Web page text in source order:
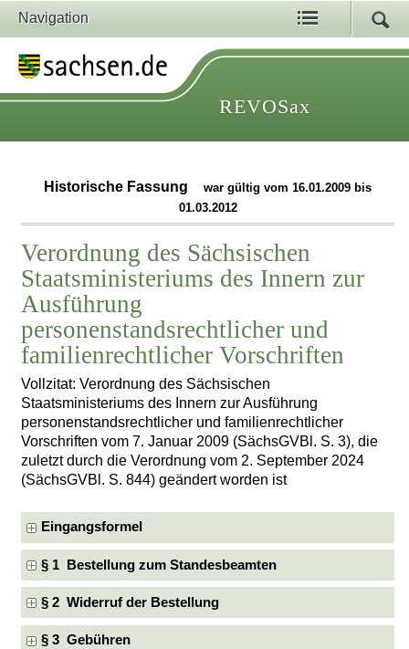
Navigation
REVOSax
Historische Fassung
war gültig vom 16.01.2009 bis
01.03.2012
Verordnung des Sächsischen
Staatsministeriums des Innern zur
Ausführung
personenstandsrechtlicher und
familienrechtlicher Vorschriften
Vollzitat: Verordnung des Sächsischen
Staatsministeriums des Innern zur Ausführung
personenstandsrechtlicher und familienrechtlicher
Vorschriften vom 7. Januar 2009 (SächsGVBl. S. 3), die
zuletzt durch die Verordnung vom 2. September 2024
(SächsGVBl. S. 844) geändert worden ist
Eingangsformel
§ 1 Bestellung zum Standesbeamten
§ 2 Widerruf der Bestellung
§ 3 Gebühren